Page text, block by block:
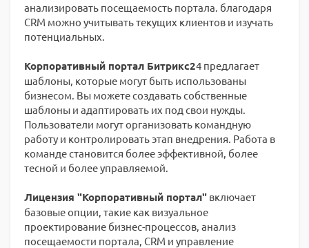
анализировать посещаемость портала. благодаря
CRM можно учитывать текущих клиентов и изучать
потенциальных.
Корпоративный портал Битрикс24 предлагает
шаблоны, которые могут быть использованы
бизнесом. Вы можете создавать собственные
шаблоны и адаптировать их под свои нужды.
Пользователи могут организовать командную
работу и контролировать этап внедрения. Работа в
команде становится более эффективной, более
тесной и более управляемой.
Лицензия "Корпоративный портал" включает
базовые опции, такие как визуальное
проектирование бизнес-процессов, анализ
посещаемости портала, CRM и управление